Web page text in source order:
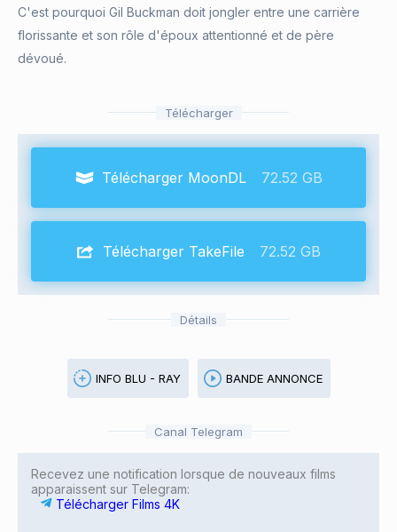
C'est pourquoi Gil Buckman doit jongler entre une carrière
florissante et son rôle d'époux attentionné et de père
dévoué.
Télécharger
Télécharger MoonDL 72.52 GB
Télécharger TakeFile 72.52 GB
Détails
INFO BLU - RAY BANDE ANNONCE
Canal Telegram
Recevez une notification lorsque de nouveaux films
apparaissent sur Telegram:
Télécharger Films 4K